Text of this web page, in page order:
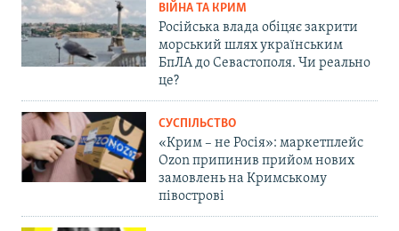
ВІЙНА ТА КРИМ
Російська влада обіцяє закрити
морський шлях українським
БпЛА до Севастополя. Чи реально
це?
СУСПІЛЬСТВО
«Крим – не Росія»: маркетплейс
Ozon припинив прийом нових
замовлень на Кримському
півострові